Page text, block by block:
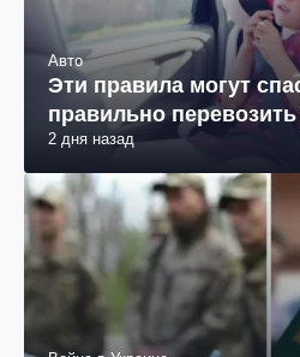
Авто
Эти правила могут
правильно
2 дня назад